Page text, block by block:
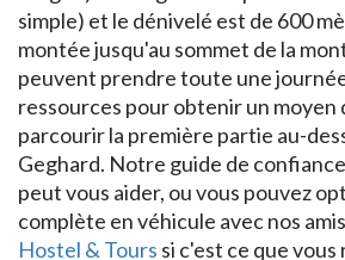
simple) et le dénivelé est de 600
montée jusqu'au sommet de la
peuvent prendre toute une
ressources pour obtenir un
parcourir la première partie au-
Geghard. Notre guide de
peut vous aider, ou vous pouvez
complète en véhicule avec nos
Hostel & Tours si c'est ce que